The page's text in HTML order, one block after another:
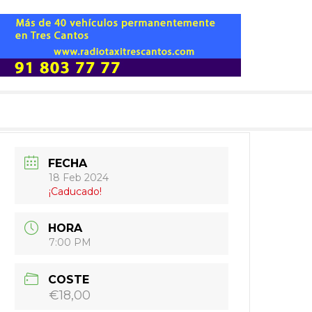
FECHA
18 Feb 2024
¡Caducado!
HORA
7:00 PM
COSTE
€18,00